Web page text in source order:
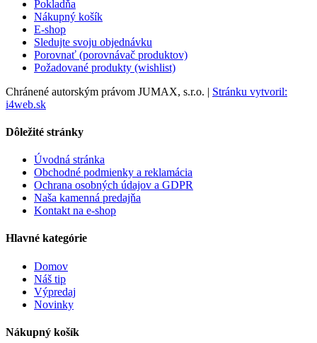
Pokladňa
Nákupný košík
E-shop
Sledujte svoju objednávku
Porovnať (porovnávač produktov)
Požadované produkty (wishlist)
Chránené autorským právom JUMAX, s.r.o. | Stránku vytvoril:
i4web.sk
Dôležité stránky
Úvodná stránka
Obchodné podmienky a reklamácia
Ochrana osobných údajov a GDPR
Naša kamenná predajňa
Kontakt na e-shop
Hlavné kategórie
Domov
Náš tip
Výpredaj
Novinky
Nákupný košík